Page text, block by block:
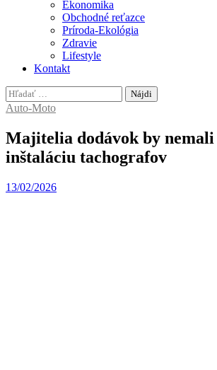
Ekonomika
Obchodné reťazce
Príroda-Ekológia
Zdravie
Lifestyle
Kontakt
Hľadať:
Auto-Moto
Majitelia dodávok by
inštaláciu tachografov
13/02/2026